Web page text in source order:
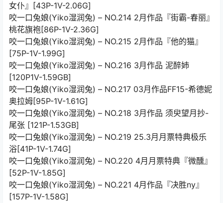
女仆』[43P-1V-2.06G]
咬一口兔娘(Yiko湿润兔) – NO.214 2月作品『街霸-春丽』
桃花旗袍[86P-1V-2.36G]
咬一口兔娘(Yiko湿润兔) – NO.215 2月作品『他的猫』
[75P-1V-1.99G]
咬一口兔娘(Yiko湿润兔) – NO.216 3月作品 泥醉姉
[120P1V-1.59GB]
咬一口兔娘(Yiko湿润兔) – NO.217 03月作品FF15-希德妮
奥拉姆[95P-1V-1.61G]
咬一口兔娘(Yiko湿润兔) – NO.218 3月作品 须臾望月抄-
尾张 [121P-1.53GB]
咬一口兔娘(Yiko湿润兔) – NO.219 25.3月月票特典极乐
浴[41P-1V-1.74G]
咬一口兔娘(Yiko湿润兔) – NO.220 4月月票特典『微醺』
[52P-1V-1.85G]
咬一口兔娘(Yiko湿润兔) – NO.221 4月作品『决胜ny』
[157P-1V-1.58G]